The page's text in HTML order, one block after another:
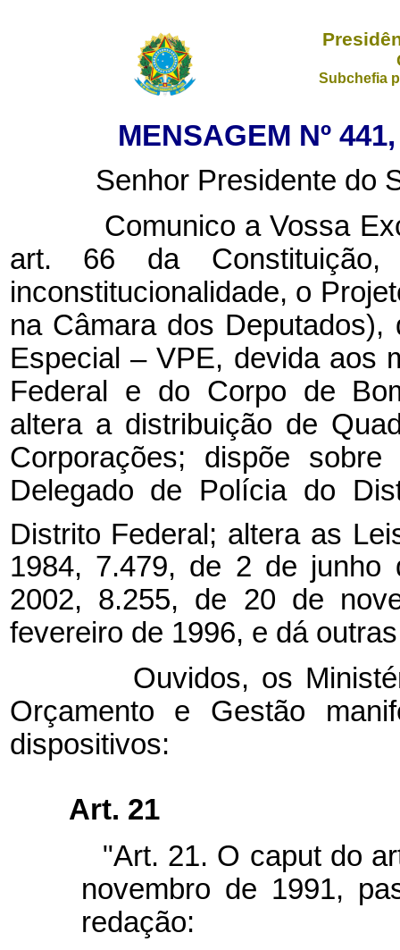
Subchefia
MENSAGEM Nº
Senhor Presidente do
Comunico a Vossa
art. 66 da Constituição,
inconstitucionalidade, o
na Câmara dos
Especial – VPE, devida aos
Federal e do Corpo de
altera a distribuição de
Corporações; dispõe
Delegado de Polícia do
Distrito Federal; altera as
1984, 7.479, de 2 de
2002, 8.255, de 20 de
fevereiro de 1996, e dá
Ouvidos, os
Orçamento e Gestão
dispositivos:
Art. 21
"Art. 21. O caput do
novembro de 1991,
redação: